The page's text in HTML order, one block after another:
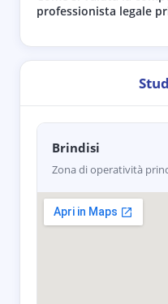
professionista legale
Brindisi
Zona di operatività